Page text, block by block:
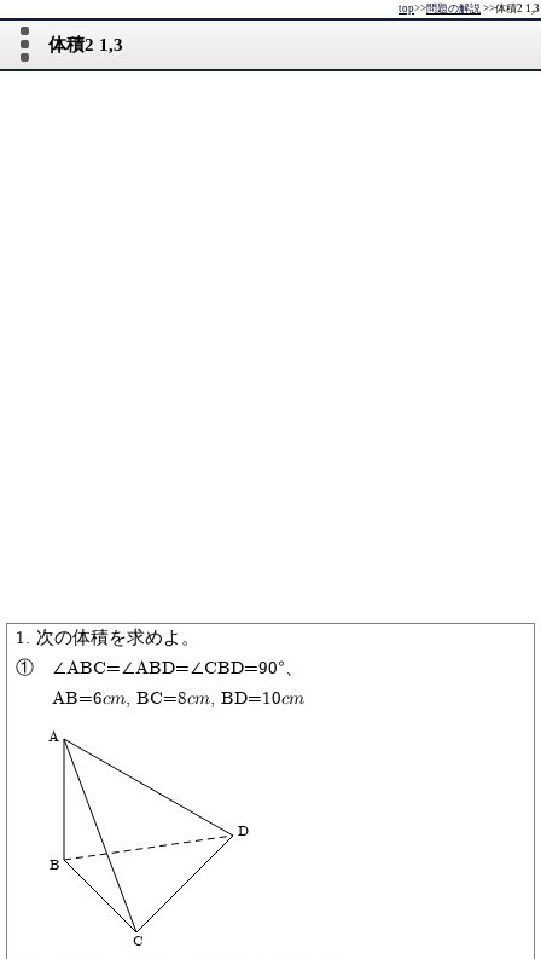
体積2 1,3
top>>問題の解説 >>体積2 1,3
1. 次の体積を求めよ。
① ∠ABC=∠ABD=∠CBD=90°、
AB=6cm, BC=8cm, BD=10cm
A
B
C
D